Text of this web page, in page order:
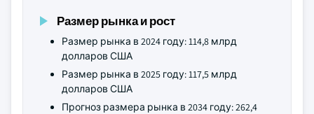
Размер рынка и рост
Размер рынка в 2024 году: 114,8 млрд
долларов США
Размер рынка в 2025 году: 117,5 млрд
долларов США
Прогноз размера рынка в 2034 году: 262,4